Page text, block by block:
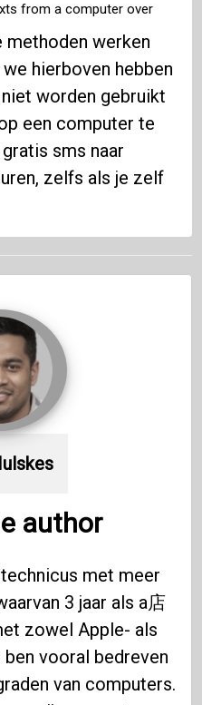
from a computer over
methoden werken
hierboven hebben
worden gebruikt
een computer te
sms naar
zelfs als je zelf
author
met meer
3 jaar als a店
zowel Apple- als
vooral bedreven
van computers.